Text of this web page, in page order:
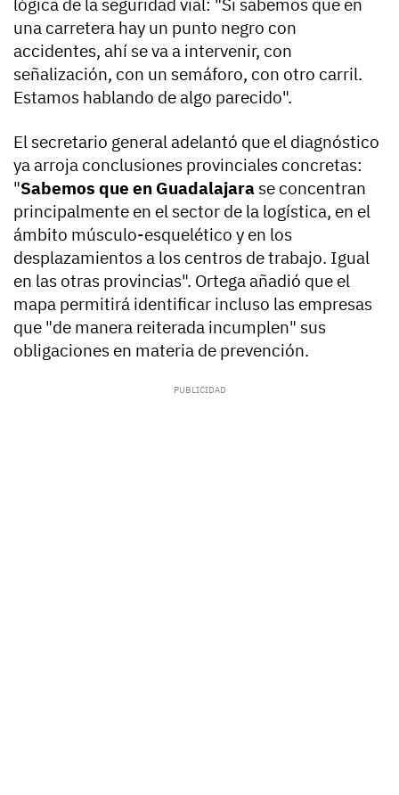
lógica de la seguridad vial: "Si sabemos que en
una carretera hay un punto negro con
accidentes, ahí se va a intervenir, con
señalización, con un semáforo, con otro carril.
Estamos hablando de algo parecido".
El secretario general adelantó que el diagnóstico
ya arroja conclusiones provinciales concretas:
"Sabemos que en Guadalajara se concentran
principalmente en el sector de la logística, en el
ámbito músculo-esquelético y en los
desplazamientos a los centros de trabajo. Igual
en las otras provincias". Ortega añadió que el
mapa permitirá identificar incluso las empresas
que "de manera reiterada incumplen" sus
obligaciones en materia de prevención.